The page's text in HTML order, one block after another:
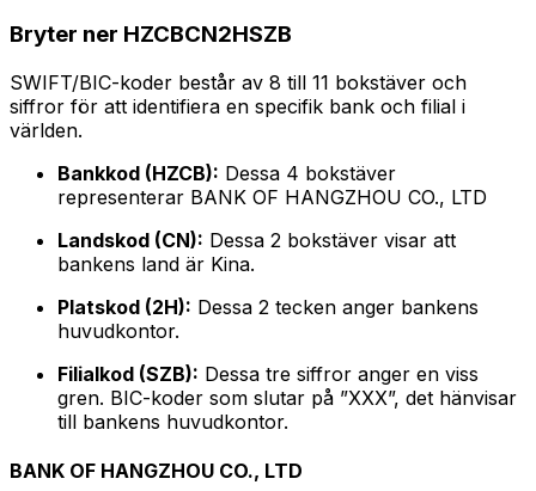
Bryter ner HZCBCN2HSZB
SWIFT/BIC-koder består av 8 till 11 bokstäver och
siffror för att identifiera en specifik bank och filial i
världen.
Bankkod (HZCB): Dessa 4 bokstäver
representerar BANK OF HANGZHOU CO., LTD
Landskod (CN): Dessa 2 bokstäver visar att
bankens land är Kina.
Platskod (2H): Dessa 2 tecken anger bankens
huvudkontor.
Filialkod (SZB): Dessa tre siffror anger en viss
gren. BIC-koder som slutar på ”XXX”, det hänvisar
till bankens huvudkontor.
BANK OF HANGZHOU CO., LTD